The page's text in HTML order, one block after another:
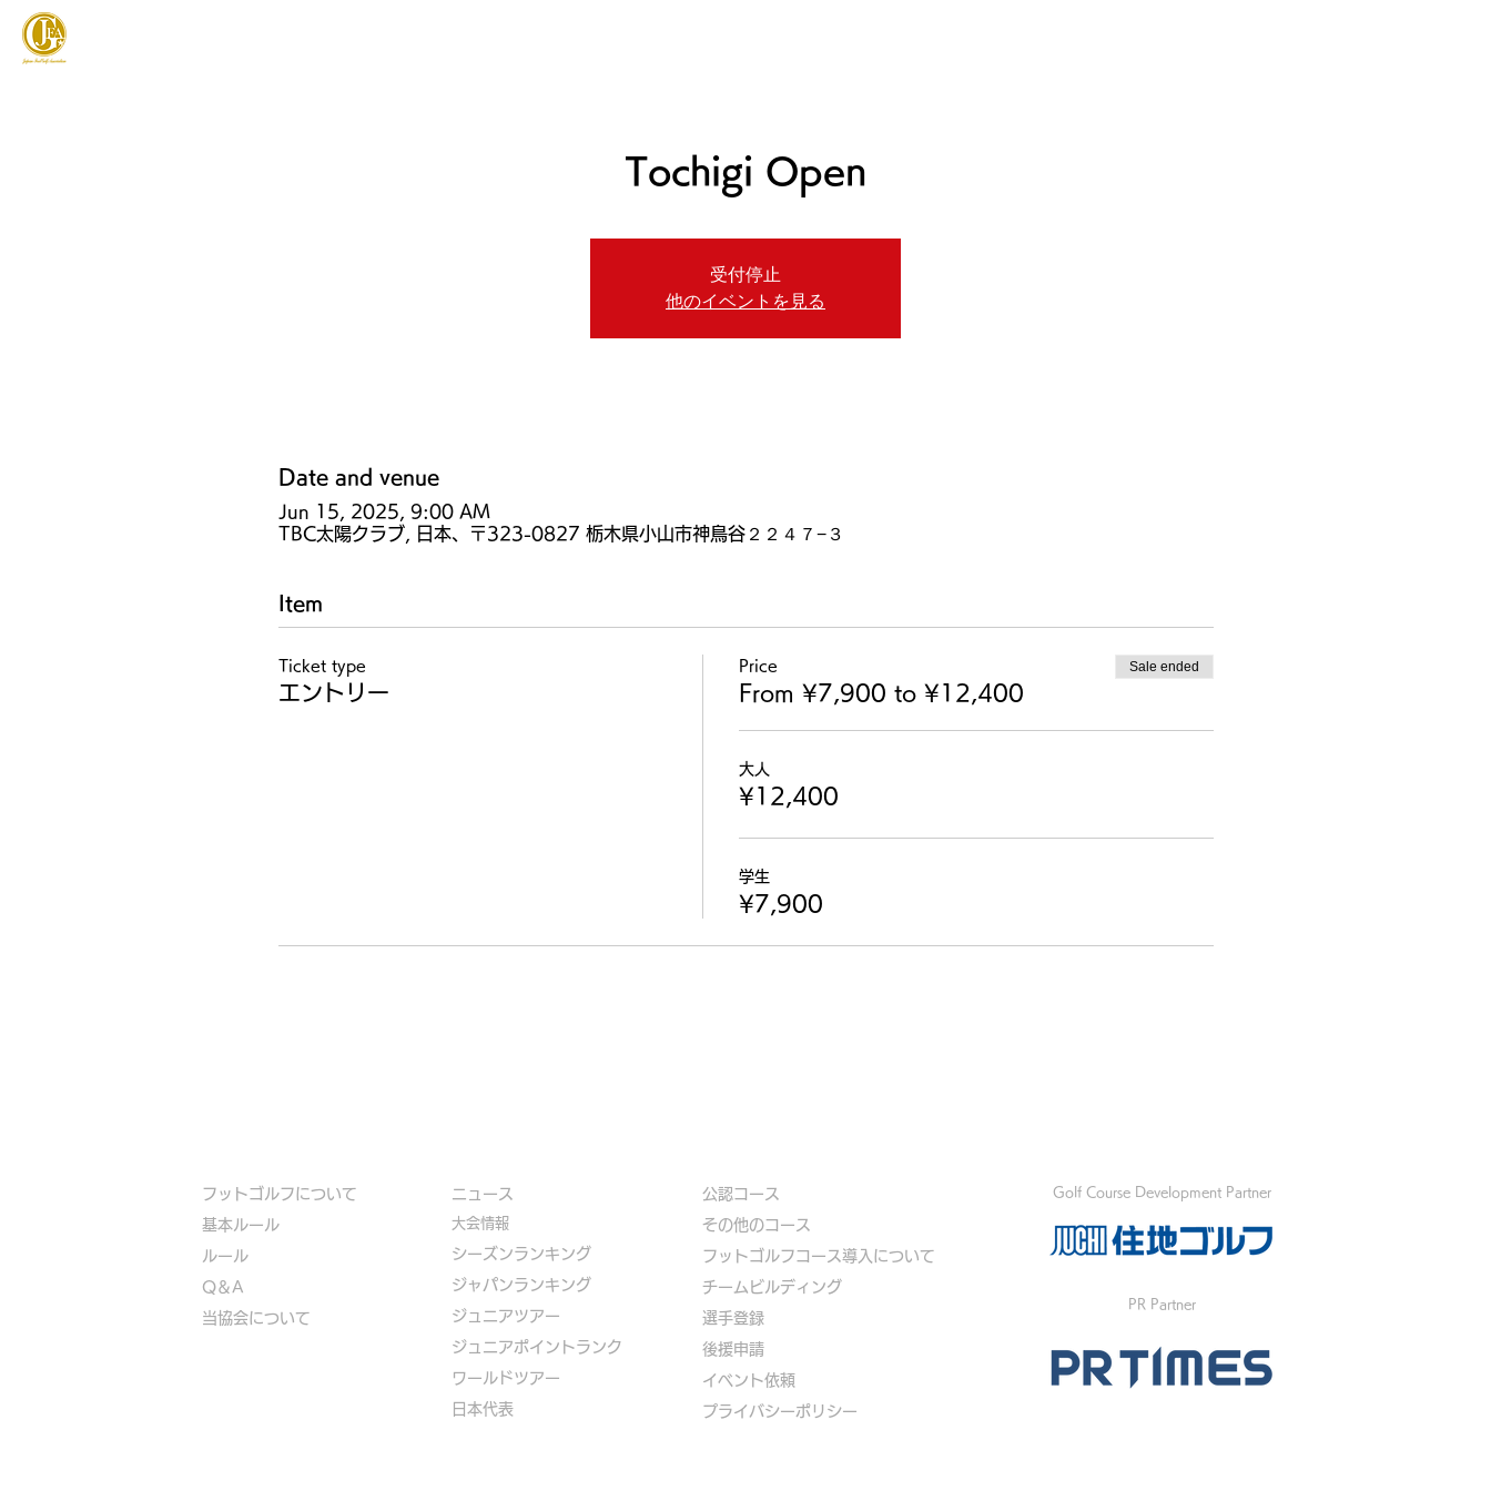
Tochigi Open
受付停止
他のイベントを見る
Date and venue
Jun 15, 2025, 9:00 AM
TBC太陽クラブ, 日本、〒323-0827 栃木県小山市神鳥谷２２４７−３
Item
Ticket type
エントリー
Price
From ¥7,900 to ¥12,400
Sale ended
大人
¥12,400
学生
¥7,900
フットゴルフについて
基本ルール
ルール
Q＆A
​当協会について
​ニュース
大会情報
シーズンランキング
ジャパンランキング
ジュニアツアー
ジュニアポイントランク
​ワールドツアー
​​日本代表
公認コース
​その他のコース
​ フットゴルフコース導入について
​チームビルディング
選手登録​
​後援申請
​イベント依頼
プライバシーポリシー
Golf Course Development Partner
PR Partner